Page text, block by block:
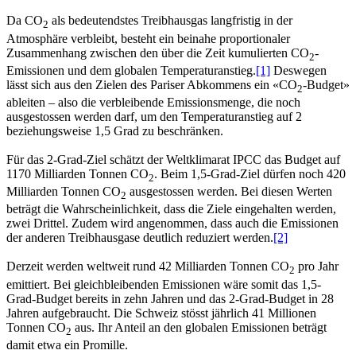
Da CO2 als bedeutendstes Treibhausgas langfristig in der
Atmosphäre verbleibt, besteht ein beinahe proportionaler
Zusammenhang zwischen den über die Zeit kumulierten CO2-
Emissionen und dem globalen Temperaturanstieg.[1] Deswegen
lässt sich aus den Zielen des Pariser Abkommens ein «CO2-Budget»
ableiten – also die verbleibende Emissionsmenge, die noch
ausgestossen werden darf, um den Temperaturanstieg auf 2
beziehungsweise 1,5 Grad zu beschränken.
Für das 2-Grad-Ziel schätzt der Weltklimarat IPCC das Budget auf
1170 Milliarden Tonnen CO2. Beim 1,5-Grad-Ziel dürfen noch 420
Milliarden Tonnen CO2 ausgestossen werden. Bei diesen Werten
beträgt die Wahrscheinlichkeit, dass die Ziele eingehalten werden,
zwei Drittel. Zudem wird angenommen, dass auch die Emissionen
der anderen Treibhausgase deutlich reduziert werden.[2]
Derzeit werden weltweit rund 42 Milliarden Tonnen CO2 pro Jahr
emittiert. Bei gleichbleibenden Emissionen wäre somit das 1,5-
Grad-Budget bereits in zehn Jahren und das 2-Grad-Budget in 28
Jahren aufgebraucht. Die Schweiz stösst jährlich 41 Millionen
Tonnen CO2 aus. Ihr Anteil an den globalen Emissionen beträgt
damit etwa ein Promille.